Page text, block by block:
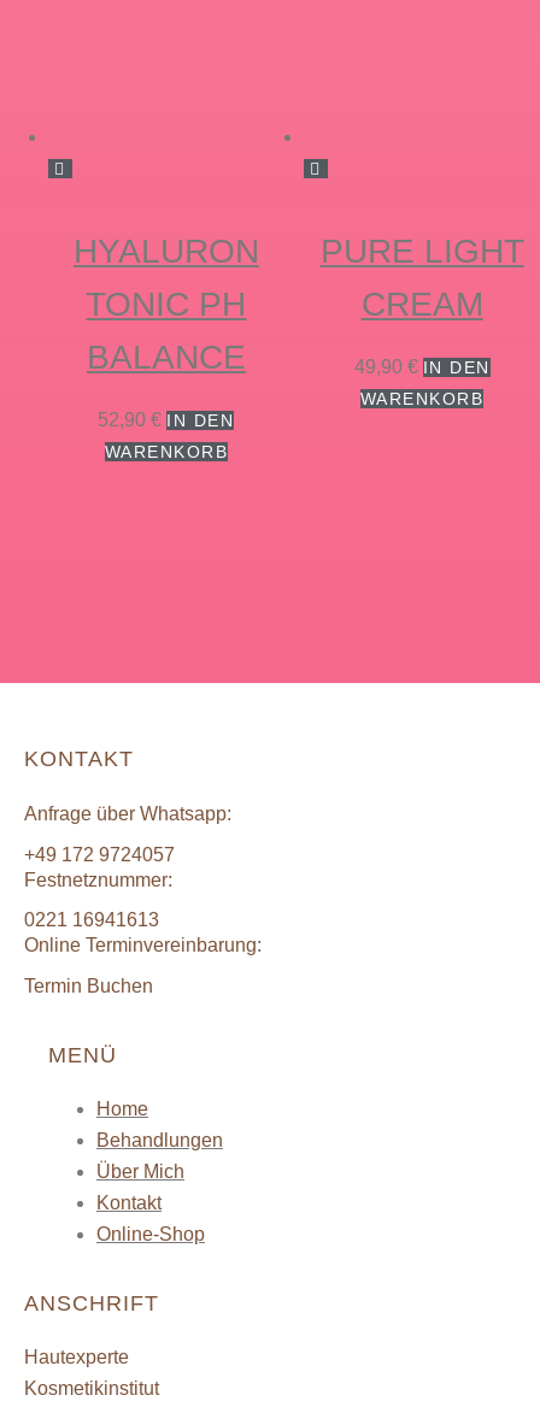
HYALURON
TONIC PH
BALANCE
52,90€ IN DEN
WARENKORB
PURE LIGHT
CREAM
49,90 € IN DEN
WARENKORB
KONTAKT
Anfrage über Whatsapp:
+49 172 9724057
Festnetznummer:
0221 16941613
Online Terminvereinbarung:
Termin Buchen
MENÜ
Home
Behandlungen
Über Mich
Kontakt
Online-Shop
ANSCHRIFT
Hautexperte
Kosmetikinstitut